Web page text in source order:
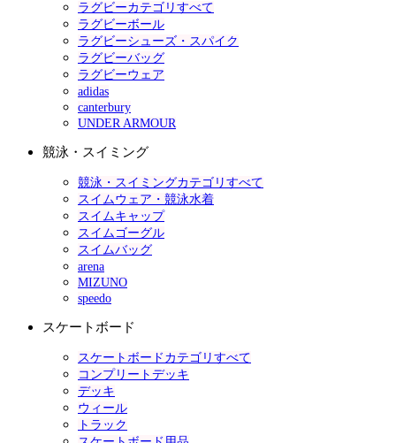
ラグビーカテゴリすべて
ラグビーボール
ラグビーシューズ・スパイク
ラグビーバッグ
ラグビーウェア
adidas
canterbury
UNDER ARMOUR
競泳・スイミング
競泳・スイミングカテゴリすべて
スイムウェア・競泳水着
スイムキャップ
スイムゴーグル
スイムバッグ
arena
MIZUNO
speedo
スケートボード
スケートボードカテゴリすべて
コンプリートデッキ
デッキ
ウィール
トラック